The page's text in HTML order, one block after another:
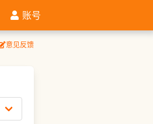
账号
意见反馈